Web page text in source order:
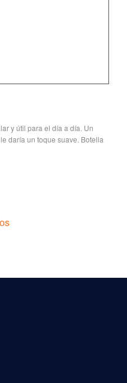
y útil para el día a día. Un
daría un toque suave. Botella